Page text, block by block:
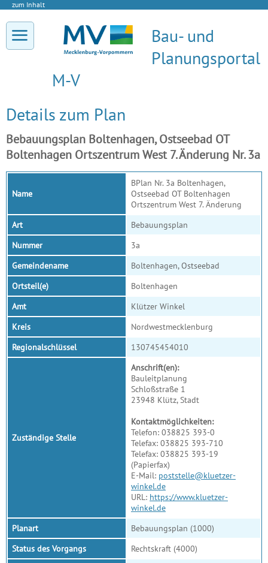
zum Inhalt
Bau- und
Planungsportal
M-V
Details zum Plan
Bebauungsplan Boltenhagen, Ostseebad OT
Boltenhagen Ortszentrum West 7. Änderung Nr. 3a
Name
BPlan Nr. 3a Boltenhagen,
Ostseebad OT Boltenhagen
Ortszentrum West 7. Änderung
Art
Bebauungsplan
Nummer
3a
Gemeindename
Boltenhagen, Ostseebad
Ortsteil(e)
Boltenhagen
Amt
Klützer Winkel
Kreis
Nordwestmecklenburg
Regionalschlüssel
130745454010
Zuständige Stelle
Anschrift(en):
Bauleitplanung
Schloßstraße 1
23948 Klütz, Stadt
Kontaktmöglichkeiten:
Telefon: 038825 393-0
Telefax: 038825 393-710
Telefax: 038825 393-19
(Papierfax)
E-Mail: poststelle@kluetzer-
winkel.de
URL: https://www.kluetzer-
winkel.de
Planart
Bebauungsplan (1000)
Status des Vorgangs
Rechtskraft (4000)